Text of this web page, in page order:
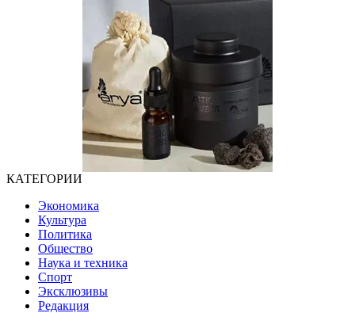
КАТЕГОРИИ
Экономика
Культура
Политика
Общество
Наука и техника
Спорт
Эксклюзивы
Редакция